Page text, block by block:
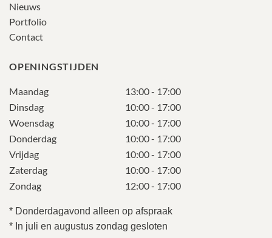
Nieuws
Portfolio
Contact
OPENINGSTIJDEN
Maandag
13:00 - 17:00
Dinsdag
10:00 - 17:00
Woensdag
10:00 - 17:00
Donderdag
10:00 - 17:00
Vrijdag
10:00 - 17:00
Zaterdag
10:00 - 17:00
Zondag
12:00 - 17:00
* Donderdagavond alleen op afspraak
* In juli en augustus zondag gesloten